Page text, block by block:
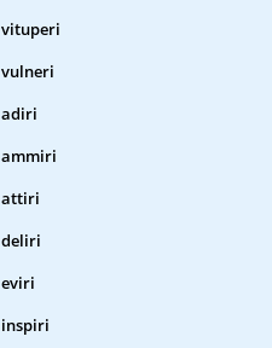
vituperi
vulneri
adiri
ammiri
attiri
deliri
eviri
inspiri